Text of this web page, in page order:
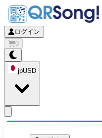
ログイン
0
jpUSD